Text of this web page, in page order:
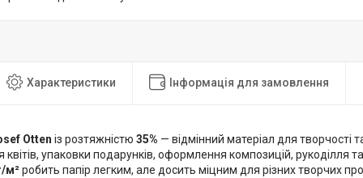
Характеристики Інформація для замовлення
Otten із розтяжністю 35% — відмінний матеріал для творчості
квітів, упаковки подарунків, оформлення композицій, рукоділля
м²робить папір легким, але досить міцним для різних творчих